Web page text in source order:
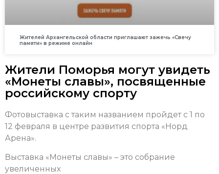
Жителей Архангельской области приглашают зажечь «Свечу
памяти» в режиме онлайн
Жители Поморья могут увидеть
«Монеты славы», посвященные
российскому спорту
Фотовыставка с таким названием пройдет с 1 по
12 февраля в центре развития спорта «Норд
Арена».
Выставка «Монеты славы» – это собрание
увеличенных